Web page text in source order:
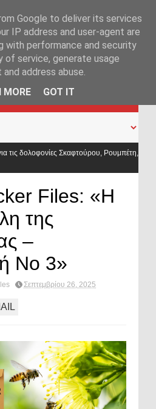
Files: «Η
της
–
Νο 3»
Σεπτεμβρίου 26, 2025
Google to deliver its services
IP address and user-agent are
with performance and security
service, generate usage
address abuse.
MORE
GOT IT